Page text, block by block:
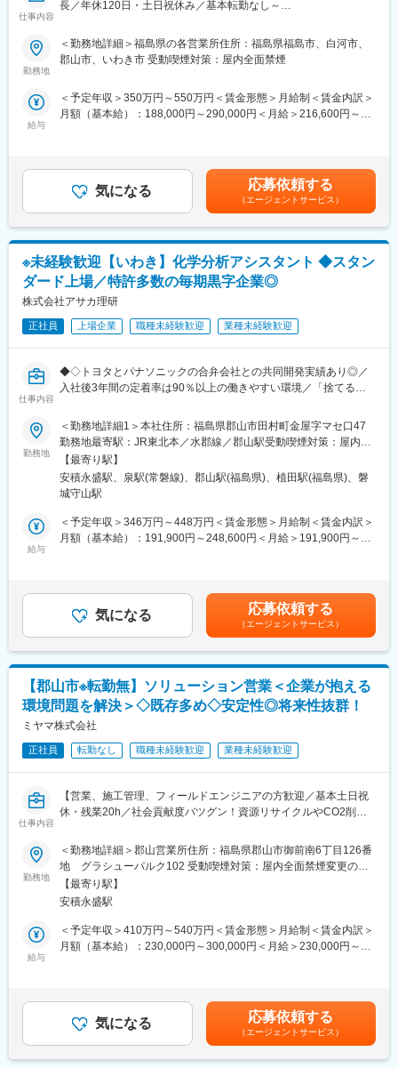
・シフトの組み方：部署朝礼を実施して、休日等の報告・希望を
も取得しやすいです。
製造の熟練度など応じて将来は部門のリーダー、チーフとしての
活躍を期待しています。
使用される非常に細かい粉末状の材料です。見た目は白い粉です
が、スマートフォンやパソコン、自動車、AI機器などの内部に搭
載される半導体の性能や耐久性を支える重要な役割を担っていま
■ポジションの魅力
◇世界中の電子機器を支える仕事
当社が製造する材料は、スマートフォンやパソコン、自動車、AI
関連機器などに使用される半導体の製造に欠かせません。世界中
の最先端技術を支えるモノづくりに携われます。
◇安定性・将来性抜群
半導体市場は今後も成長が見込まれており、長期的な需要が期待
されています。国内だけでなく海外にも事業を展開しているた
め、安定した経営基盤があります。
仕事内容
長／年休120日・土日祝休み／基本転勤なし～
■業務内容：
同社は、上下水道・住宅設備・建材など、暮らしに欠かせない分
野を支える専門商社です。
る、建設・設備工事に必要な商材のルート営業です。
既存顧客中心のため、数字に追われる営業ではなく、信頼関係を
・既存顧客中心で、長期的な信頼関係を築く営業スタイル
・業界内で高い知名度と信頼があり、営業しやすい環境
・100万点超の豊富な商品から、柔軟な提案が可能
・全国に営業拠点を持つスケールでありつつ、地域密着型の営業
スタイル
・現場経験や商材知見を、「提案力」という形で活かせます
■就業環境：
・年間休日120日（土日祝休み）、有給が取得しやすい
・転勤は基本なし。地域に根差して腰を据えて働ける
■業務詳細：※経験・適性により、以下いずれか担当
工事内容や現場状況を理解した上で提案する営業スタイルです。
【水道資材部門】
公共性が高く、景気変動に強い分野
・顧客：水道工事会社向け
・商材：パイプ・バルブ・ポンプ等
【住宅設備部門】
「住まいづくり」に深く関われる提案
・顧客：工務店・リフォーム会社向け
戸建てから集合住宅まで幅広く対応
・顧客：電気工事会社向け
・商材：照明・電線・空調設備など
大型施設・社会インフラ案件にも携われる
・顧客：サブコン・土木工事会社向け
・商材：空調・給排水・インフラ資材
■当社の特徴：
・セディアグループの中核企業として、多彩な商品の卸・流通事
業を展開。生活インフラを支える「水と住まいの専門商社」
・直近10年で売上1,000億円以上成長！15期連続増収・6期連続増
益の安定基盤を持つ
・3,500社以上のメーカーと取引し、業界トップクラスの商品ライ
・全国628拠点／社員数5,600名以上のスケールでありつつ、地域
に根差したネットワークで、地域に最適な営業戦略を展開。
勤務地
＜勤務地詳細＞福島県の各営業所住所：福島県福島市、白河市、
郡山市、いわき市 受動喫煙対策：屋内全面禁煙
給与
＜予定年収＞350万円～550万円＜賃金形態＞月給制＜賃金内訳＞
月額（基本給）：188,000円～290,000円＜月給＞216,600円～
営業職／月収32万円（入社5年目）年収620万円／42歳営業職／月
収36万円（入社7年目）年収850万円／43歳所長職／月収57万円
（入社10年目）賃金はあくまでも目安の金額であり、選考を通じ
て上下する可能性があります。月給(月額)は固定手当を含めた表記
です。
気になる 応募依頼する
（エージェントサービス）
※未経験歓迎【いわき】化学分析アシスタント ◆スタン
ダード上場／特許多数の毎期黒字企業◎
株式会社アサカ理研
正社員 上場企業 職種未経験歓迎 業種未経験歓迎
仕事内容
◆◇トヨタとパナソニックの合弁会社との共同開発実績あり◎／
入社後3年間の定着率は90％以上の働きやすい環境／「捨てる」
■仕事内容：
電気自動車（EV）などの普及に不可欠なレアメタルリサイクルに
おいて、その品質を支える「化学分析」のアシスタント業務をお
任せします。
■具体的には：
金属成分を酸性/アルカリ性の溶液に溶かす（前処理）から始め、
専用機器での測定・記録を行います。
・分析検体の前処理・測定・記録
・作業環境の整理整頓、業務改善
★「コツコツ、丁寧」が最大の才能です！
す。
20～30代の異業種出身者が多数活躍中です！
入社後半年~1年目は「郡山本社工場」で教育訓練・トレーニング
を実施させていただきます。（日勤）
マンスリーマンションor借り上げ社宅のサポートがあります(ご希
望を選択可)
2026年10月以降は「いわき工場」にて勤務いただく想定です。
（3交代勤務）
■働く環境：
齢・年次に関わらず、責任ある業務をどんどんお任せしていきま
す。また、スキルアップのためのフォロー体制も整っています。
重要な位置づけとなっており、当社のビジネスは重要性が増して
います。
（2）成長性：経済産業省より、今後の地域経済を牽引することが
期待される企業「地域未来牽引企業」 として指定を受けていま
勤務地
＜勤務地詳細1＞本社住所：福島県郡山市田村町金屋字マセ口47
勤務地最寄駅：JR東北本／水郡線／郡山駅受動喫煙対策：屋内全
面禁煙＜勤務地詳細2＞いわき工場住所：福島県いわき市泉町黒須
野字江越246-13 勤務地最寄駅：JR常磐線／泉駅受動喫煙対策：
屋内全面禁煙
【最寄り駅】
安積永盛駅、泉駅(常磐線)、郡山駅(福島県)、植田駅(福島県)、磐
城守山駅
給与
＜予定年収＞346万円～448万円＜賃金形態＞月給制＜賃金内訳＞
月額（基本給）：191,900円～248,600円＜月給＞191,900円～
間最大108万円支給詳細については初回面接時にしっかりとご説
明差し上げます賃金はあくまでも目安の金額であり、選考を通じ
て上下する可能性があります。月給(月額)は固定手当を含めた表記
です。
気になる 応募依頼する
（エージェントサービス）
【郡山市※転勤無】ソリューション営業＜企業が抱える
環境問題を解決＞◇既存多め◇安定性◎将来性抜群！
ミヤマ株式会社
正社員 転勤なし 職種未経験歓迎 業種未経験歓迎
仕事内容
【営業、施工管理、フィールドエンジニアの方歓迎／基本土日祝
休・残業20h／社会貢献度バツグン！資源リサイクルやCO2削減
■魅力：
「日本一の総合環境企業」を企業理念とし、主に6つの分野で様々
な環境事業を展開。社会への貢献性も高く、昨今は環境問題に多
くの企業様が課題を持っており当社のニーズは拡大中です。160
億を超える売り上げを誇り財務基盤も安定しており安定性や将来
性も抜群です！
棄物の適性処理・リサイクル,生産活動に伴うCo2削減,排水・排ガ
ス分析等)のニーズを聞き取り、解決策のご提案と当社技術部門(現
場)との橋渡しの役割をお任せします。
勤務地
＜勤務地詳細＞郡山営業所住所：福島県郡山市御前南6丁目126番
地 グラシューパルク102 受動喫煙対策：屋内全面禁煙変更の範
囲：会社の定める事業所
【最寄り駅】
安積永盛駅
給与
＜予定年収＞410万円～540万円＜賃金形態＞月給制＜賃金内訳＞
月額（基本給）：230,000円～300,000円＜月給＞230,000円～
績)賃金はあくまでも目安の金額であり、選考を通じて上下する可
能性があります。月給(月額)は固定手当を含めた表記です。
気になる 応募依頼する
（エージェントサービス）